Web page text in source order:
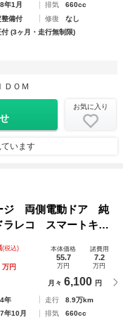
年1月 排気
660cc
整備付 修復
なし
付 (3ヶ月・走行無制限)
ＤＯＭ
お気に入り
います
ジ 両側電動ドア 純
レコ スマートキ
チアルミ オートラ
ｔｈ ＣＤ ＤＶＤ再
(税込)
万円
本体価格
55.7
万円
諸費用
7.2
万円
月々 6,100 円
年 走行
8.9万km
年10月 排気
660cc